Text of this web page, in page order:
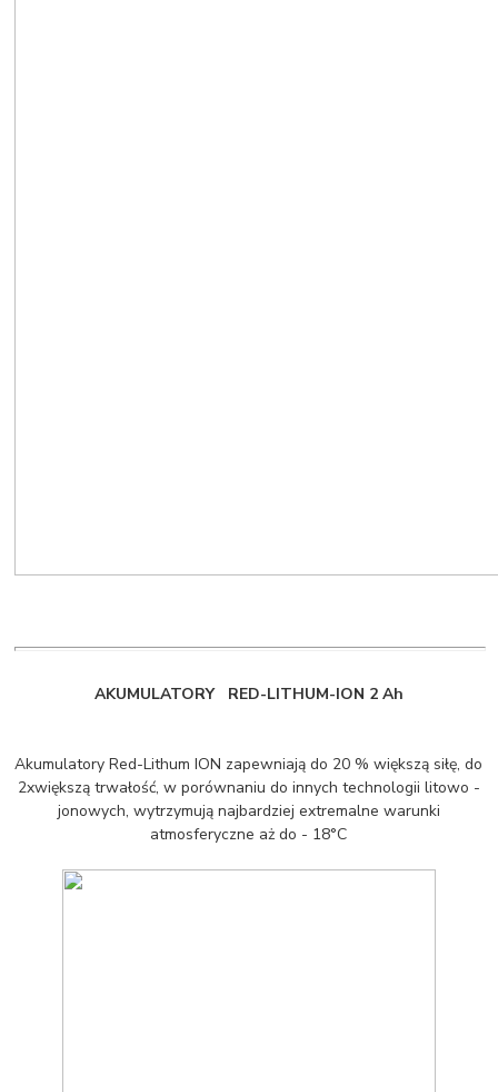
AKUMULATORY RED-LITHUM-ION 2 Ah
Akumulatory Red-Lithum ION zapewniają do 20 % większą siłę, do
2xwiększą trwałość, w porównaniu do innych technologii litowo -
jonowych, wytrzymują najbardziej extremalne warunki
atmosferyczne aż do - 18°C